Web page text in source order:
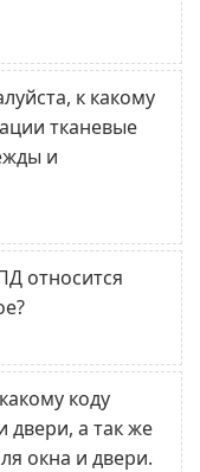
к какому
тканевые
и
относится
коду
двери, а так же
окна и двери.